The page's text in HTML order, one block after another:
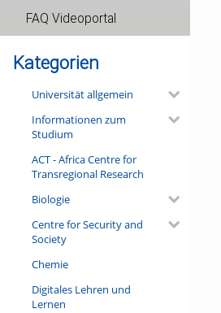
FAQ Videoportal
Kategorien
Universität allgemein
Informationen zum
Studium
ACT - Africa Centre for
Transregional Research
Biologie
Centre for Security and
Society
Chemie
Digitales Lehren und
Lernen